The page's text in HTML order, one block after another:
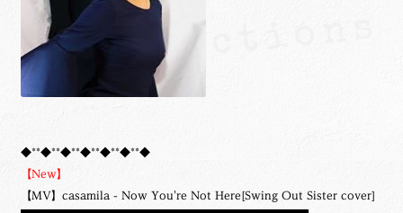
◆**◆**◆**◆**◆**◆**◆
【New】
【MV】casamila - Now You're Not Here[Swing Out Sister cover]